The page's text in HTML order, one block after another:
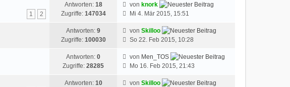
1 2
Antworten: 18
Zugriffe: 147034
von knork
Mi 4. Mär 2015, 15:51
Antworten: 9
Zugriffe: 100030
vonSkilloo
So 22. Feb 2015, 10:28
Antworten: 0
Zugriffe: 28285
von Men_TOS
Mo 16. Feb 2015, 21:43
Antworten: 10
vonSkilloo